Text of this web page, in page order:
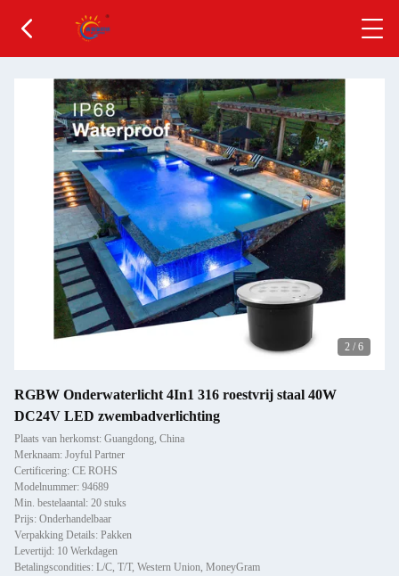
2 / 6
RGBW Onderwaterlicht 4In1 316 roestvrij staal 40W
DC24V LED zwembadverlichting
Plaats van herkomst: Guangdong, China
Merknaam: Joyful Partner
Certificering: CE ROHS
Modelnummer: 94689
Min. bestelaantal: 20 stuks
Prijs: Onderhandelbaar
Verpakking Details: Pakken
Levertijd: 10 Werkdagen
Betalingscondities: L/C, T/T, Western Union, MoneyGram